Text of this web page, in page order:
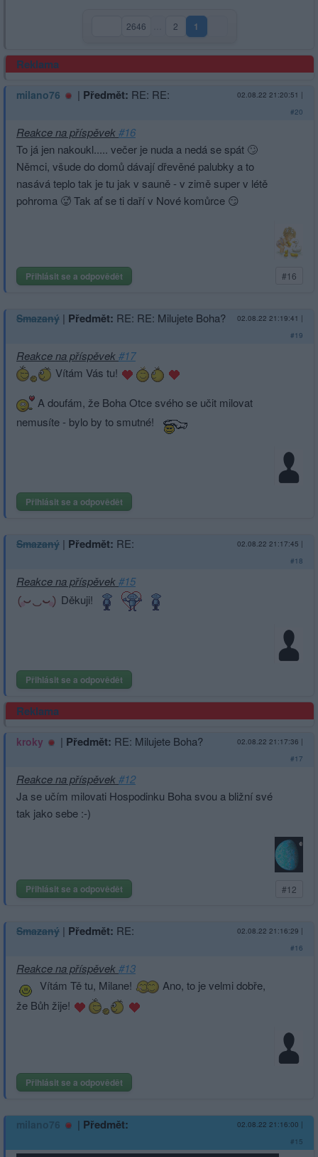
2646 2 1(aktuální strana)
Reklama
milano76 | Předmět: RE: RE: 02.08.22 21:20:51 |
#20
Reakce na příspěvek#16
To já jen nakoukl..... večer je nuda a nedá se spát 🙄
Němci, všude do domů dávají dřevěné palubky a to
nasává teplo tak je tu jak v sauně - v zimě super v létě
pohroma 🥵 Tak ať se ti daří v Nové komůrce 😏
Přihlásit se a odpovědět #16
Smazaný | Předmět: RE: RE: Milujete Boha? 02.08.22 21:19:41 |
#19
Reakce na příspěvek#17
Vítám Vás tu!
A doufám, že Boha Otce svého se učit milovat
nemusíte - bylo by to smutné!
Přihlásit se a odpovědět
Smazaný | Předmět: RE: 02.08.22 21:17:45 |
#18
Reakce na příspěvek#15
Děkuji!
Přihlásit se a odpovědět
Reklama
kroky | Předmět: RE: Milujete Boha? 02.08.22 21:17:36 |
#17
Reakce na příspěvek#12
Ja se učím milovati Hospodinku Boha svou a bližní své
tak jako sebe :-)
Přihlásit se a odpovědět #12
Smazaný | Předmět: RE: 02.08.22 21:16:29 |
#16
Reakce na příspěvek#13
Vítám Tě tu, Milane!
Ano, to je velmi dobře,
že Bůh žije!
Přihlásit se a odpovědět
milano76 | Předmět: 02.08.22 21:16:00 |
#15